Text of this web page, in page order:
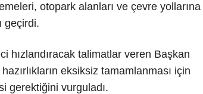
otopark alanları ve çevre yollarına
geçirdi.
hızlandıracak talimatlar veren Başkan
eksiksiz tamamlanması için
gerektiğini vurguladı.